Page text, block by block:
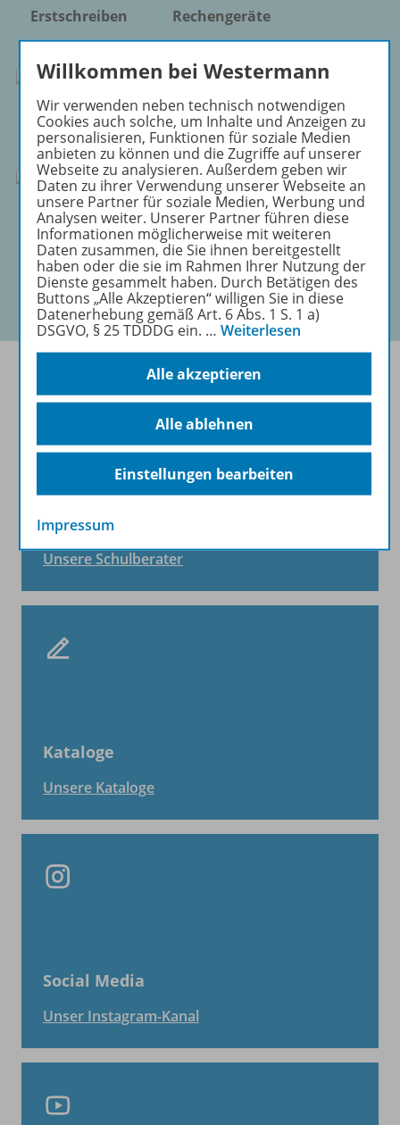
Erstschreiben Rechengeräte
Dominos Bildkarten
Kartenspiele Erstlesen
Schulberater
Unsere Schulberater
Kataloge
Unsere Kataloge
Social Media
Unser Instagram-Kanal
Willkommen bei Westermann
Wir verwenden neben technisch notwendigen
Cookies auch solche, um Inhalte und Anzeigen zu
personalisieren, Funktionen für soziale Medien
anbieten zu können und die Zugriffe auf unserer
Webseite zu analysieren. Außerdem geben wir
Daten zu ihrer Verwendung unserer Webseite an
unsere Partner für soziale Medien, Werbung und
Analysen weiter. Unserer Partner führen diese
Informationen möglicherweise mit weiteren
Daten zusammen, die Sie ihnen bereitgestellt
haben oder die sie im Rahmen Ihrer Nutzung der
Dienste gesammelt haben. Durch Betätigen des
Buttons „Alle Akzeptieren“ willigen Sie in diese
Datenerhebung gemäß Art. 6 Abs. 1 S. 1 a)
DSGVO, § 25 TDDDG ein. … Weiterlesen
Alle akzeptieren
Alle ablehnen
Einstellungen bearbeiten
Impressum